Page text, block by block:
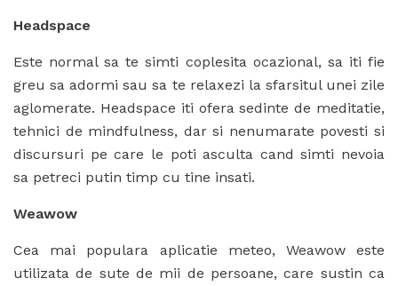
Headspace
Este normal sa te simti coplesita ocazional, sa iti fie
greu sa adormi sau sa te relaxezi la sfarsitul unei zile
aglomerate. Headspace iti ofera sedinte de meditatie,
tehnici de mindfulness, dar si nenumarate povesti si
discursuri pe care le poti asculta cand simti nevoia
sa petreci putin timp cu tine insati.
Weawow
Cea mai populara aplicatie meteo, Weawow este
utilizata de sute de mii de persoane, care sustin ca